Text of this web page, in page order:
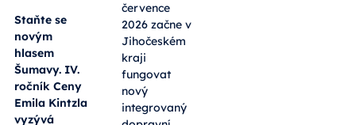
Staňte se
novým
hlasem
Šumavy. IV.
ročník Ceny
Emila Kintzla
vyzývá
července
2026 začne v
Jihočeském
kraji
fungovat
nový
integrovaný